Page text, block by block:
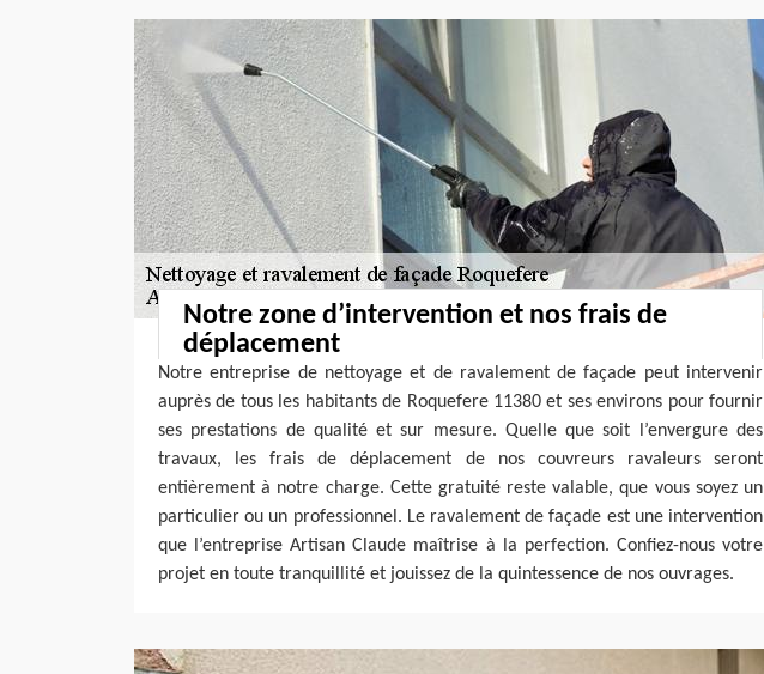
Notre zone d’intervention et nos frais de
déplacement
Notre entreprise de nettoyage et de ravalement de façade peut intervenir
auprès de tous les habitants de Roquefere 11380 et ses environs pour fournir
ses prestations de qualité et sur mesure. Quelle que soit l’envergure des
travaux, les frais de déplacement de nos couvreurs ravaleurs seront
entièrement à notre charge. Cette gratuité reste valable, que vous soyez un
particulier ou un professionnel. Le ravalement de façade est une intervention
que l’entreprise Artisan Claude maîtrise à la perfection. Confiez-nous votre
projet en toute tranquillité et jouissez de la quintessence de nos ouvrages.